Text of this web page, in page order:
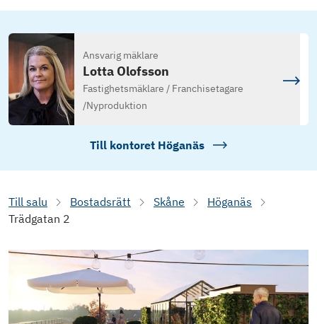
Ansvarig mäklare
Lotta Olofsson
Fastighetsmäklare / Franchisetagare
/Nyproduktion
Till kontoret Höganäs
Till salu Bostadsrätt Skåne
Höganäs
Trädgatan 2